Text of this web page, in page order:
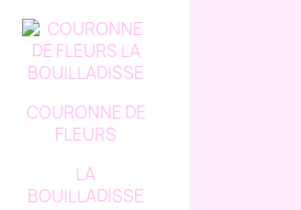
COURONNE DE
FLEURS
LA
BOUILLADISSE